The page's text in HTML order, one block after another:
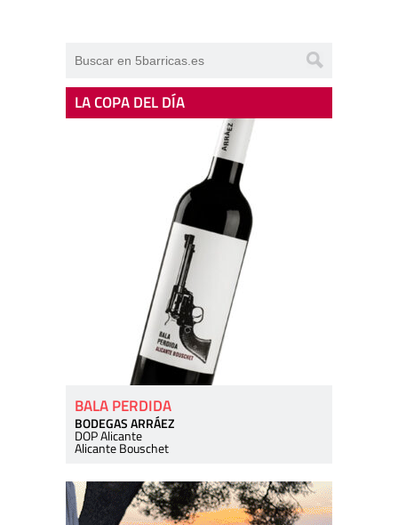
LA COPA DEL DÍA
BALA PERDIDA
BODEGAS ARRÁEZ
DOP Alicante
Alicante Bouschet